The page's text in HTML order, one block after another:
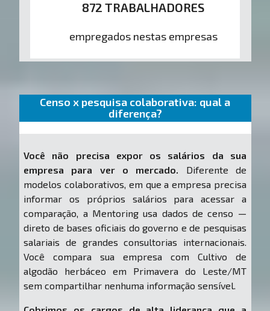
872 TRABALHADORES
empregados nestas empresas
Censo x pesquisa colaborativa: qual a
diferença?
Você não precisa expor os salários da sua
empresa para ver o mercado. Diferente de
modelos colaborativos, em que a empresa precisa
informar os próprios salários para acessar a
comparação, a Mentoring usa dados de censo —
direto de bases oficiais do governo e de pesquisas
salariais de grandes consultorias internacionais.
Você compara sua empresa com Cultivo de
algodão herbáceo em Primavera do Leste/MT
sem compartilhar nenhuma informação sensível.